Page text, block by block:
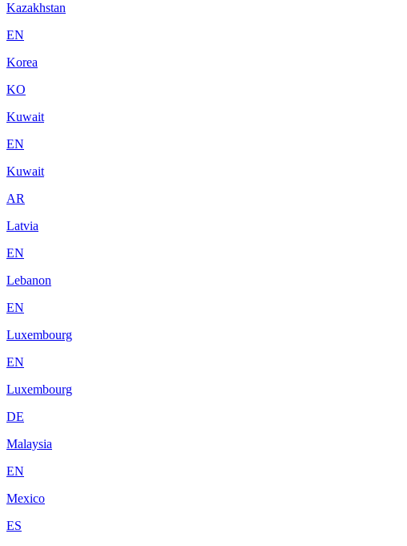
Kazakhstan
EN
Korea
KO
Kuwait
EN
Kuwait
AR
Latvia
EN
Lebanon
EN
Luxembourg
EN
Luxembourg
DE
Malaysia
EN
Mexico
ES